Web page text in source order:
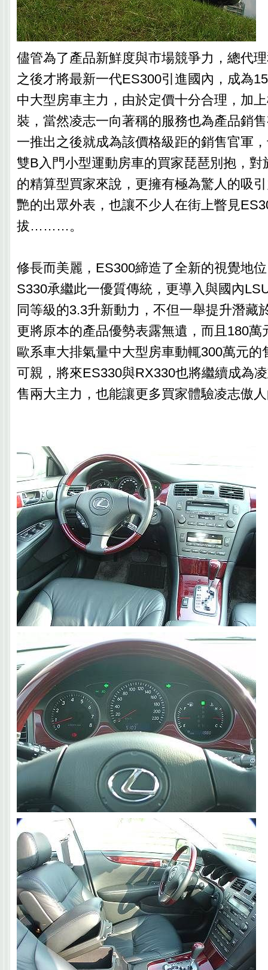
儘管為了產品新鮮度與市場競爭力，總代
之後才將最新一代ES300引進國內，成為
中大型房車主力，由於定價十分合理，加
裝，當然凌志一向著稱的服務也為產品銷
一推出之後就成為該價格級距的銷售官軍
雙B入門小型運動房車的買家琵琶別抱，對
的精算型買家來說，更擁有極為驚人的吸
艷的出眾外表，也讓不少人在街上瞥見
拔………。
修長而美麗，ES300締造了全新的視覺地
S330承繼此一優質傳統，更導入與國內
同等級的3.3升新動力，不但一舉提升潛藏
更將原本的產品優勢表露無遺，而且180萬
歐系車大排氣量中大型房車動輒300萬元的
可親，將來ES330與RX330也將繼續成為
售兩大主力，也能讓更多買家體驗凌志傲